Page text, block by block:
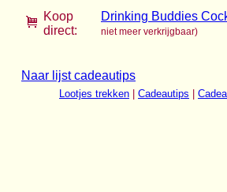
Koop
direct:
Drinking Buddies
niet meer verkrijgbaar)
Naar lijst cadeautips
Lootjes trekken Cadeautips